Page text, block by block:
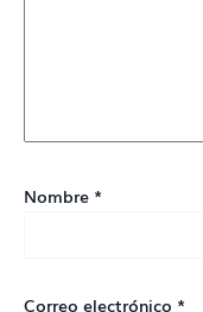
Nombre *
Correo electrónico *